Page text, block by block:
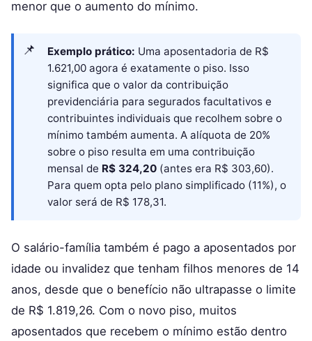
menor que o aumento do mínimo.
Exemplo prático: Uma aposentadoria de R$
1.621,00 agora é exatamente o piso. Isso
significa que o valor da contribuição
previdenciária para segurados facultativos e
contribuintes individuais que recolhem sobre o
mínimo também aumenta. A alíquota de 20%
sobre o piso resulta em uma contribuição
mensal de R$ 324,20 (antes era R$ 303,60).
Para quem opta pelo plano simplificado (11%), o
valor será de R$ 178,31.
O salário-família também é pago a aposentados por
idade ou invalidez que tenham filhos menores de 14
anos, desde que o benefício não ultrapasse o limite
de R$ 1.819,26. Com o novo piso, muitos
aposentados que recebem o mínimo estão dentro